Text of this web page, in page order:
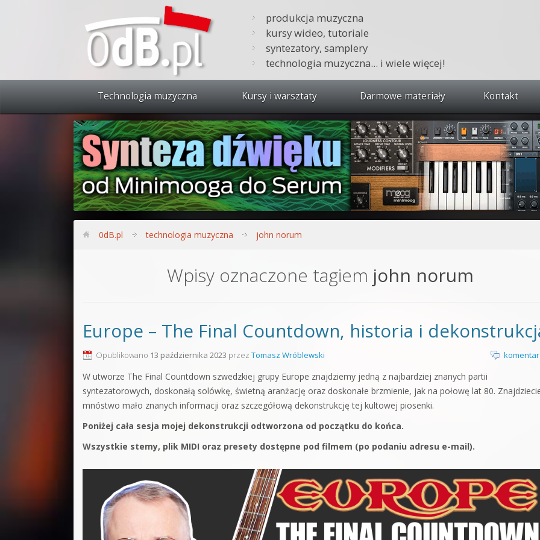
produkcja muzyczna
kursy wideo, tutoriale
syntezatory, samplery
technologia muzyczna... i wiele więcej!
Technologia muzyczna Kursy i warsztaty
Zobacz wszystkie kursy i warsztaty
Synteza dźwięku 🔥
Produkcja muzyczna w praktyce
Bitwig Studio od podstaw
Sound Forge od podstaw
Kontakt 5 Kompendium
Pakiety
Darmowe materiały Kontakt
0dB.pl technologia muzyczna john norum
Wpisy oznaczone tagiem john norum
Europe – The Final Countdown, historia i
Opublikowano 13 października 2023 przez Tomasz Wróblewski
W utworze The Final Countdown szwedzkiej grupy Europe znajdziemy jedną z najbardziej znanych partii
syntezatorowych, doskonałą solówkę, świetną aranżację oraz doskonałe brzmienie, jak na połowę lat 80.
mnóstwo mało znanych informacji oraz szczegółową dekonstrukcję tej kultowej piosenki.
Poniżej cała sesja mojej dekonstrukcji odtworzona od początku do końca.
Wszystkie stemy, plik MIDI oraz presety dostępne pod filmem (po podaniu adresu e-mail).